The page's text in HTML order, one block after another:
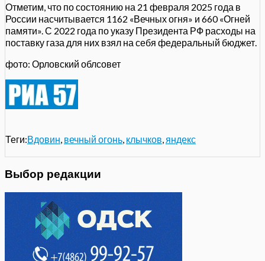
Отметим, что по состоянию на 21 февраля 2025 года в
России насчитывается 1162 «Вечных огня» и 660 «Огней
памяти». С 2022 года по указу Президента РФ расходы на
поставку газа для них взял на себя федеральный бюджет.
фото: Орловский облсовет
Теги:Вдовин вечный огонь клычков яндекс
Выбор редакции